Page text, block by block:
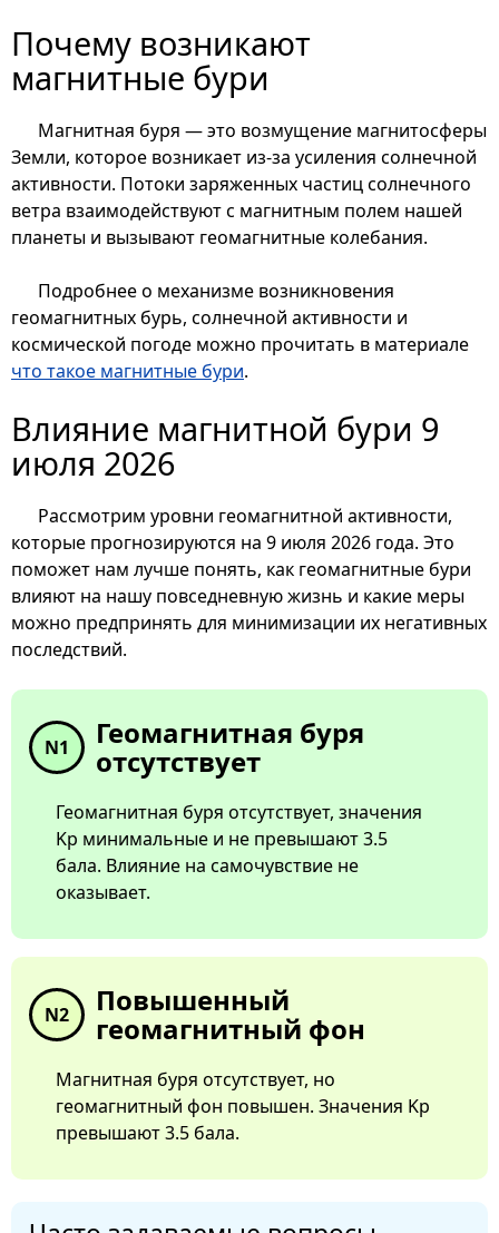
Почему возникают
магнитные бури
Магнитная буря — это возмущение магнитосферы
Земли, которое возникает из-за усиления солнечной
активности. Потоки заряженных частиц солнечного
ветра взаимодействуют с магнитным полем нашей
планеты и вызывают геомагнитные колебания.
Подробнее о механизме возникновения
геомагнитных бурь, солнечной активности и
космической погоде можно прочитать в материале
что такое магнитные бури.
Влияние магнитной бури 9
июля 2026
Рассмотрим уровни геомагнитной активности,
которые прогнозируются на 9 июля 2026 года. Это
поможет нам лучше понять, как геомагнитные бури
влияют на нашу повседневную жизнь и какие меры
можно предпринять для минимизации их негативных
последствий.
N1 Геомагнитная буря
отсутствует
Геомагнитная буря отсутствует, значения
Kp минимальные и не превышают 3.5
бала. Влияние на самочувствие не
оказывает.
N2 Повышенный
геомагнитный фон
Магнитная буря отсутствует, но
геомагнитный фон повышен. Значения Kp
превышают 3.5 бала.